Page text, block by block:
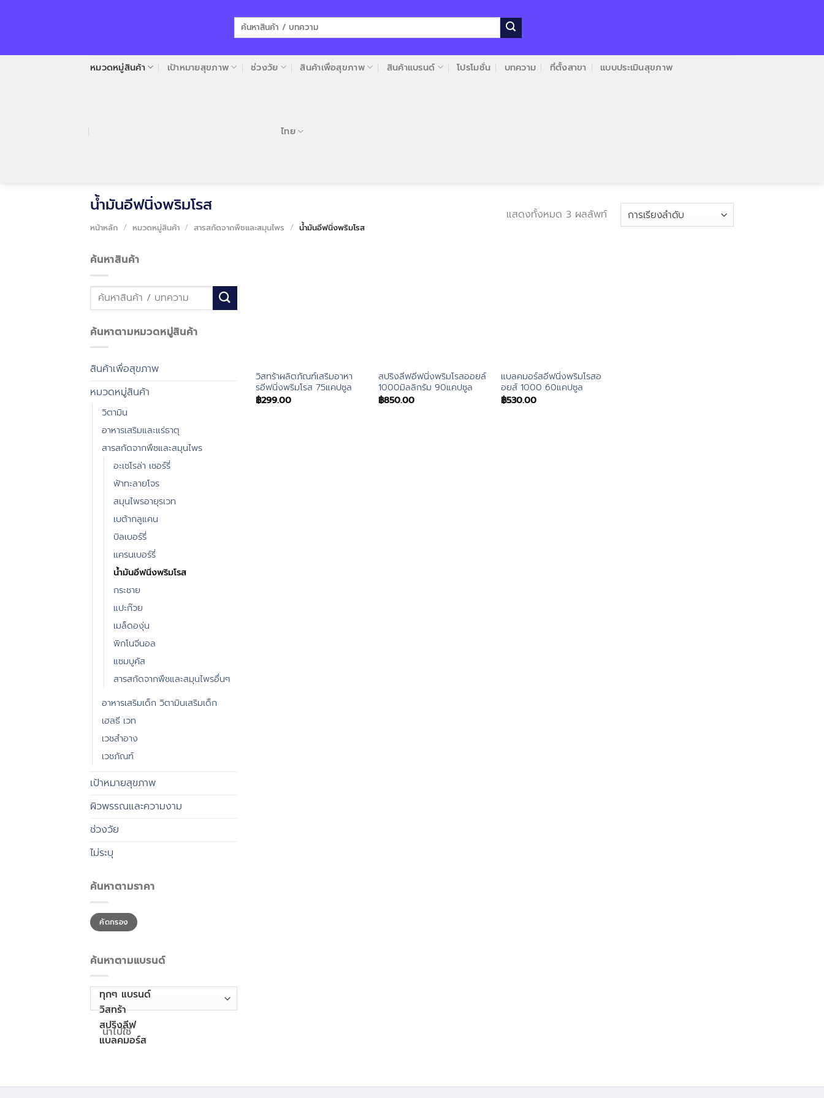
ค้นหา:
หมวดหมู่สินค้า เป้าหมายสุขภาพ ช่วงวัย สินค้าเพื่อสุขภาพ สินค้าแบรนด์ โปรโมชั่น บทความ ที่ตั้งสาขา แบบประเมินสุขภาพ
ไทย
น้ำมันอีฟนิ่งพริมโรส
หน้าหลัก / หมวดหมู่สินค้า / สารสกัดจากพืชและสมุนไพร / น้ำมันอีฟนิ่งพริมโรส
แสดงทั้งหมด 3 ผลลัพท์
ค้นหาสินค้า
ค้นหา:
ค้นหาตามหมวดหมู่สินค้า
สินค้าเพื่อสุขภาพ
หมวดหมู่สินค้า
วิตามิน
อาหารเสริมและแร่ธาตุ
สารสกัดจากพืชและสมุนไพร
อะเซโรล่า เชอร์รี่
ฟ้าทะลายโจร
สมุนไพรอายุรเวท
เบต้ากลูแคน
บิลเบอร์รี่
แครนเบอร์รี่
น้ำมันอีฟนิ่งพริมโรส
กระชาย
แปะก๊วย
เมล็ดองุ่น
พิกโนจีนอล
แซมบูคัส
สารสกัดจากพืชและสมุนไพรอื่นๆ
อาหารเสริมเด็ก วิตามินเสริมเด็ก
เฮลธี เวท
เวชสำอาง
เวชภัณฑ์
เป้าหมายสุขภาพ
ผิวพรรณและความงาม
ช่วงวัย
ไม่ระบุ
ค้นหาตามราคา
ราคา
ต่ำ
สุด
ราคา
สูงสุดคัดกรอง
ค้นหาตามแบรนด์
นำไปใช้
วิสทร้าผลิตภัณฑ์เสริมอาหา
รอีฟนิ่งพริมโรส 75แคปซูล
฿299.00
สปริงลีฟอีฟนิ่งพริมโรสออยล์
1000มิลลิกรัม 90แคปซูล
฿850.00
แบลคมอร์สอีฟนิ่งพริมโรสอ
อยส์ 1000 60แคปซูล
฿530.00